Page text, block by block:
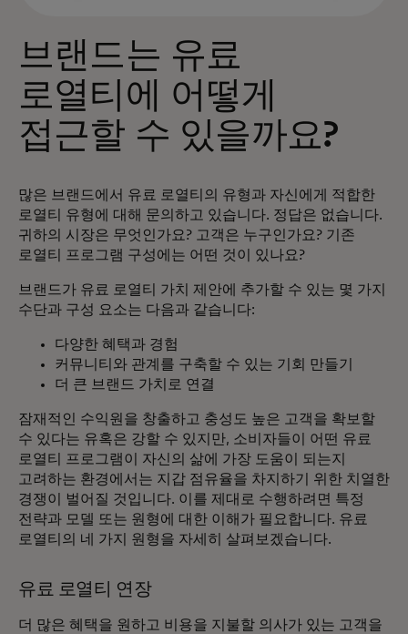
브랜드는 유료
로열티에 어떻게
접근할 수 있을까요?
많은 브랜드에서 유료 로열티의 유형과 자신에게 적합한
로열티 유형에 대해 문의하고 있습니다. 정답은 없습니다.
귀하의 시장은 무엇인가요? 고객은 누구인가요? 기존
로열티 프로그램 구성에는 어떤 것이 있나요?
브랜드가 유료 로열티 가치 제안에 추가할 수 있는 몇 가지
수단과 구성 요소는 다음과 같습니다:
다양한 혜택과 경험
커뮤니티와 관계를 구축할 수 있는 기회 만들기
더 큰 브랜드 가치로 연결
잠재적인 수익원을 창출하고 충성도 높은 고객을 확보할
수 있다는 유혹은 강할 수 있지만, 소비자들이 어떤 유료
로열티 프로그램이 자신의 삶에 가장 도움이 되는지
고려하는 환경에서는 지갑 점유율을 차지하기 위한 치열한
경쟁이 벌어질 것입니다. 이를 제대로 수행하려면 특정
전략과 모델 또는 원형에 대한 이해가 필요합니다. 유료
로열티의 네 가지 원형을 자세히 살펴보겠습니다.
유료 로열티 연장
더 많은 혜택을 원하고 비용을 지불할 의사가 있는 고객을